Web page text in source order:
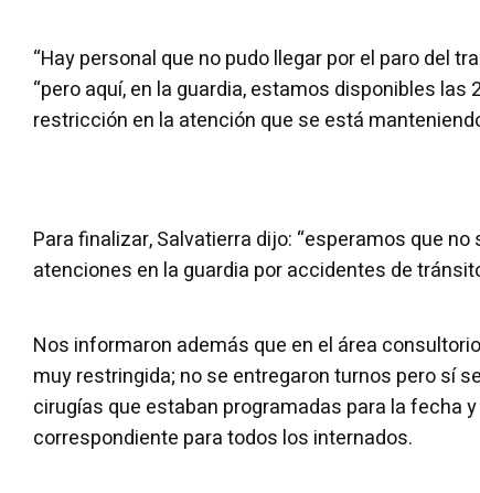
“Hay personal que no pudo llegar por el paro del
“pero aquí, en la guardia, estamos disponibles las
restricción en la atención que se está
Para finalizar, Salvatierra dijo: “esperamos que
atenciones en la guardia por accidentes de
Nos informaron además que en el área
muy restringida; no se entregaron turnos pero sí
cirugías que estaban programadas para la fecha
correspondiente para todos los internados.